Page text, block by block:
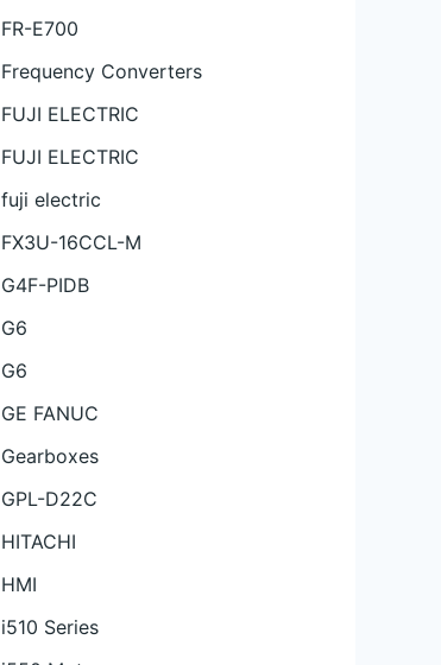
FR-E700
Frequency Converters
FUJI ELECTRIC
FUJI ELECTRIC
fuji electric
FX3U-16CCL-M
G4F-PIDB
G6
G6
GE FANUC
Gearboxes
GPL-D22C
HITACHI
HMI
i510 Series